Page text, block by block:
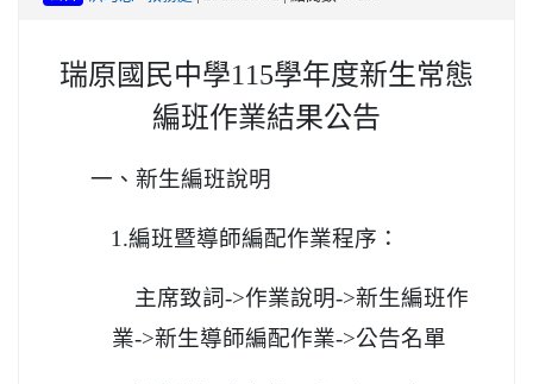
瑞原國民中學115學年度新生常態
編班作業結果公告
一、新生編班說明
1.編班暨導師編配作業程序：
主席致詞->作業說明->新生編班作
業->新生導師編配作業->公告名單